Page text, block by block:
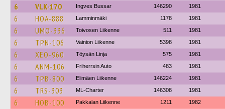
6 VLK-170 Ingves Bussar 146290 1981
6 HOA-888 Lamminmäki 1178 1981
6 UMO-336 Toivosen Liikenne 511 1981
6 TPN-106 Vainion Liikenne 5398 1981
6 XEO-960 Töysän Linja 575 1981
6 ANM-106 Friherrsin Auto 483 1981
6 TPB-800 Elimäen Liikenne 146224 1981
6 TRS-303 ML-Charter 146308 1981
6 HOB-100 Pakkalan Liikenne 1211 1982